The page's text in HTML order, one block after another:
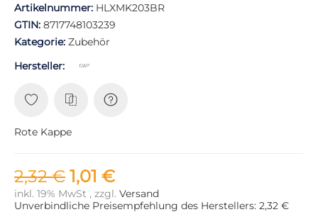
Artikelnummer: HLXMK203BR
GTIN: 8717748103239
Kategorie: Zubehör
Hersteller:
Rote Kappe
2,32 € 1,01 €
inkl. 19% MwSt , zzgl. Versand
Unverbindliche Preisempfehlung des Herstellers: 2,32 €